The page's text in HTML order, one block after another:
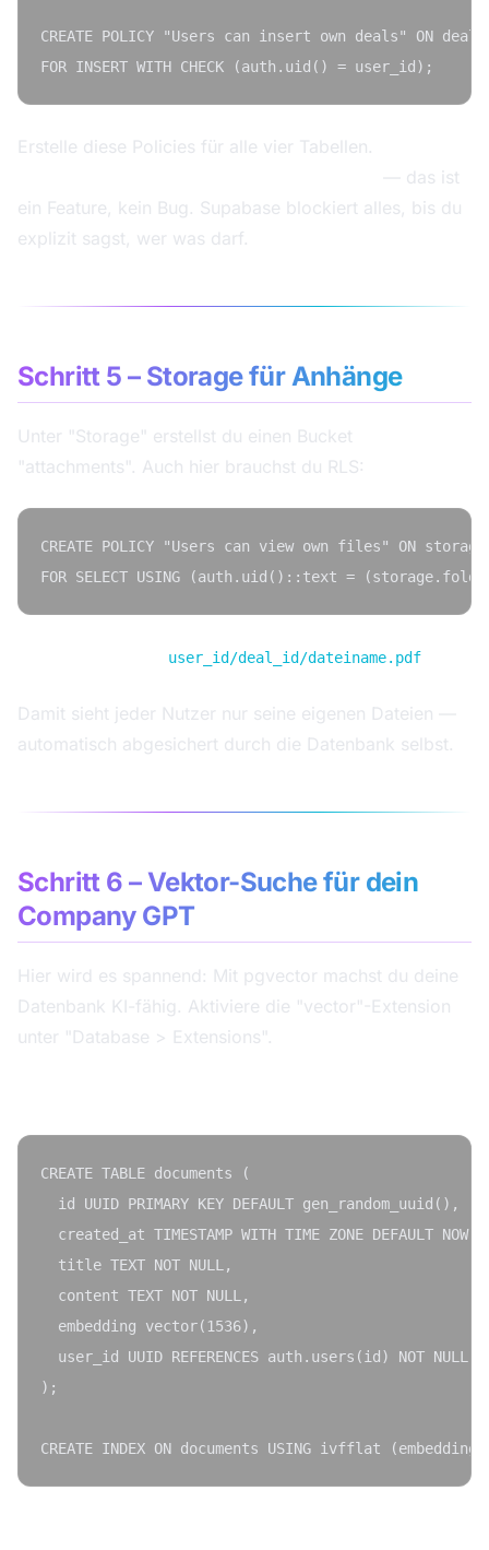
CREATE POLICY "Users can insert own deals" ON deals
Erstelle diese Policies für alle vier Tabellen.
— das ist
ein Feature, kein Bug. Supabase blockiert alles, bis du
explizit sagst, wer was darf.
Schritt 5 – Storage für Anhänge
Unter "Storage" erstellst du einen Bucket
"attachments". Auch hier brauchst du RLS:
CREATE POLICY "Users can view own files" ON
user_id/deal_id/dateiname.pdf
Damit sieht jeder Nutzer nur seine eigenen Dateien —
automatisch abgesichert durch die Datenbank selbst.
Schritt 6 – Vektor-Suche für dein
Company GPT
Hier wird es spannend: Mit pgvector machst du deine
Datenbank KI-fähig. Aktiviere die "vector"-Extension
unter "Database > Extensions".
CREATE TABLE documents (
  id UUID PRIMARY KEY DEFAULT gen_random_uuid(),
created_at TIMESTAMP WITH TIME ZONE DEFAULT
  title TEXT NOT NULL,
  content TEXT NOT NULL,
  embedding vector(1536),
  user_id UUID REFERENCES auth.users(id) NOT NULL
);